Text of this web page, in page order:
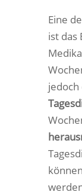
Eine
ist das
jedoch